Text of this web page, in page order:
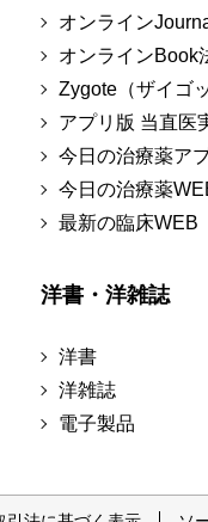
オンライン
オンラインBook
Zygote（ザイゴ
アプリ版 当直医
今日の治療薬ア
今日の治療薬
最新の臨床WEB
洋書・洋雑誌
洋書
洋雑誌
電子製品